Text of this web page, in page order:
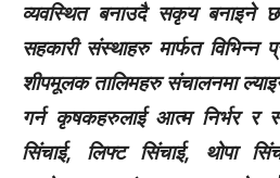
व्यवस्थित बनाउदै सकृय बनाइने
सहकारी संस्थाहरु मार्फत
शीपमूलक तालिमहरु संचालनमा
गर्न कृषकहरुलाई आत्म निर्भर र
सिंचाई, लिफ्ट सिंचाई, थोपा